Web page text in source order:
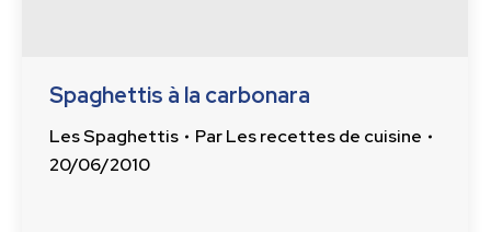
Spaghettis à la carbonara
Les Spaghettis ParLes recettes de cuisine
20/06/2010